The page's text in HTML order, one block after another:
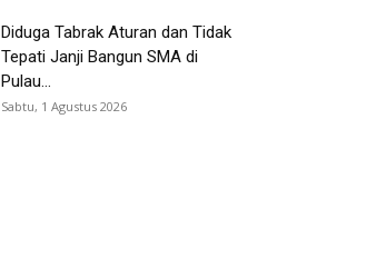
Diduga Tabrak Aturan dan Tidak
Tepati Janji Bangun SMA di
Pulau...
Sabtu, 1 Agustus 2026